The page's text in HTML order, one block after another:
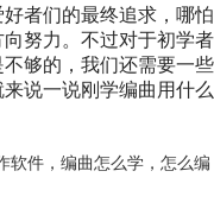
者们的最终追求，哪怕
努力。不过对于初学者
够的，我们还需要一些
说一说刚学编曲用什么
软件， 编曲怎么学， 怎么编